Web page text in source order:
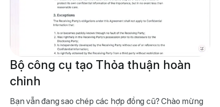
Bộ công cụ tạo Thỏa thuận hoàn
chỉnh
Bạn vẫn đang sao chép các hợp đồng cũ? Chào mừng